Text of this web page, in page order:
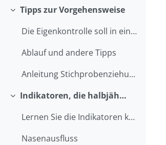
Einklappen
Tipps zur Vorgehensweise
Die Eigenkontrolle soll in einem vertretbaren Aufw...
Ablauf und andere Tipps
Anleitung Stichprobenziehung
Einklappen
Indikatoren, die halbjährlich im Stall erhoben werden
Lernen Sie die Indikatoren kennen, die Sie für ihr...
Nasenausfluss